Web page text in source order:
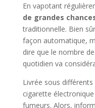
En vapotant
de grandes
traditionnelle. Bien
façon automatique,
dire que le nombre
quotidien va
Livrée sous
cigarette
fumeurs. Alors,